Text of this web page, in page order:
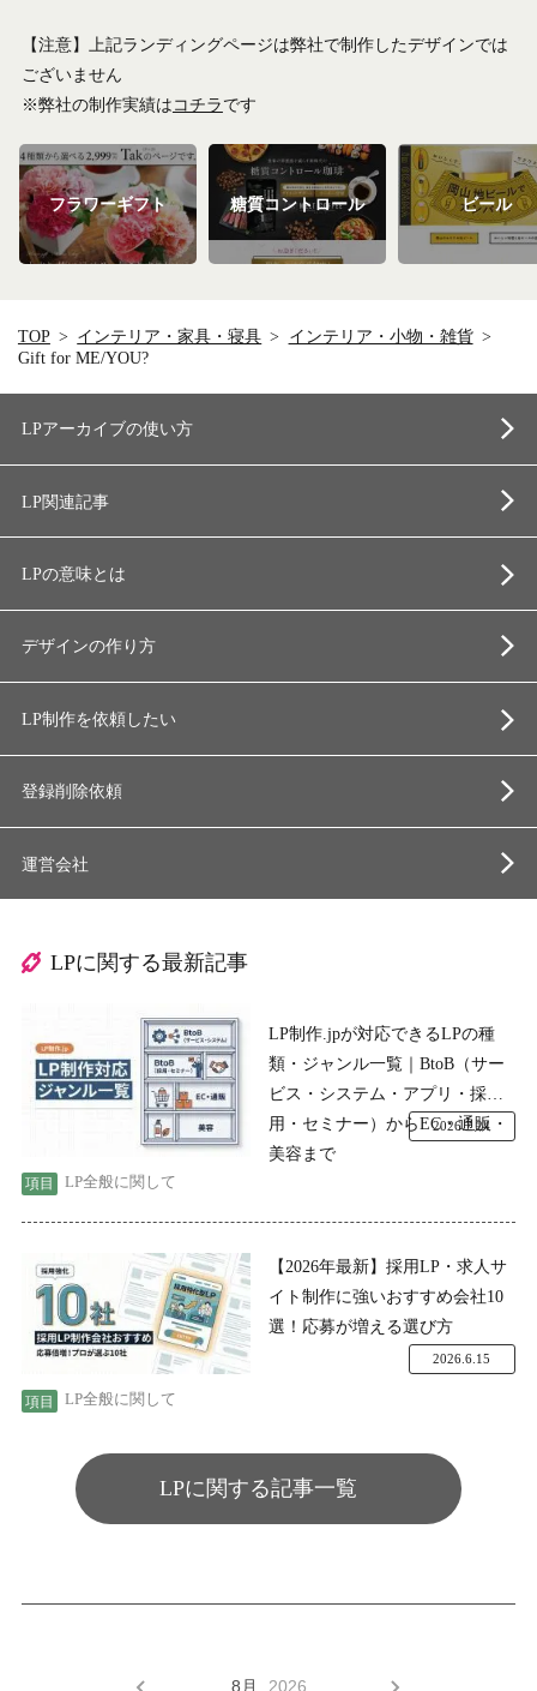
【注意】上記ランディングページは弊社で制作したデザインでは
ございません
※弊社の制作実績はコチラです
フラワーギフト 糖質コントロール ビール
TOP インテリア・家具・寝具
インテリア・小物・雑貨
Gift for ME/YOU?
LPアーカイブの使い方
LP関連記事
LPの意味とは
デザインの作り方
LP制作を依頼したい
登録削除依頼
運営会社
LPに関する最新記事
LP制作.jpが対応できるLPの種
類・ジャンル一覧｜BtoB（サー
ビス・システム・アプリ・採
用・セミナー）からEC・通販・
美容まで
LP全般に関して
2026.7.24
【2026年最新】採用LP・求人サ
イト制作に強いおすすめ会社10
選！応募が増える選び方
LP全般に関して
2026.6.15
LPに関する記事一覧
8月, 2026